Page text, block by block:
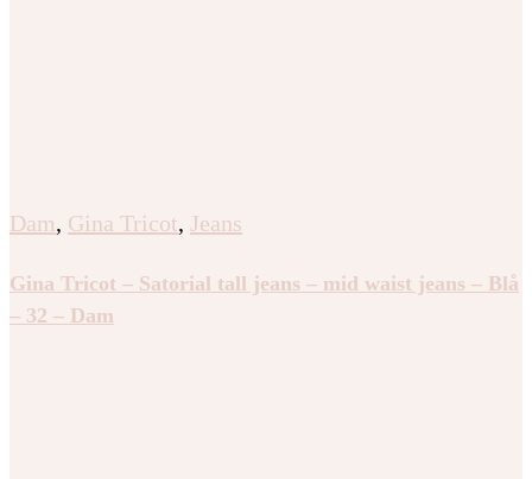
Dam, Gina Tricot, Jeans
Gina Tricot – Satorial tall jeans – mid waist jeans – Blå
– 32 – Dam